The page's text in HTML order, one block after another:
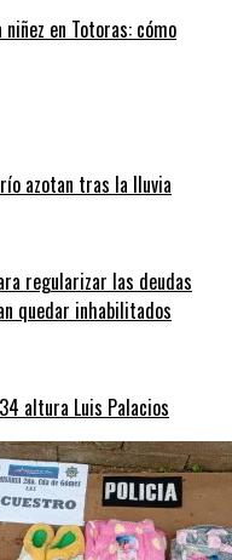
en Totoras: cómo
azotan tras la lluvia
regularizar las deudas
quedar inhabilitados
altura Luis Palacios